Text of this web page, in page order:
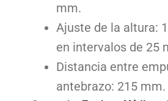
mm.
Ajuste de la altura:
en intervalos de 25
Distancia entre
antebrazo: 215 mm.